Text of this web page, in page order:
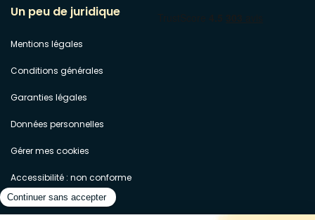
Un peu de juridique
Mentions légales
Conditions générales
Garanties légales
Données personnelles
Gérer mes cookies
Accessibilité : non conforme